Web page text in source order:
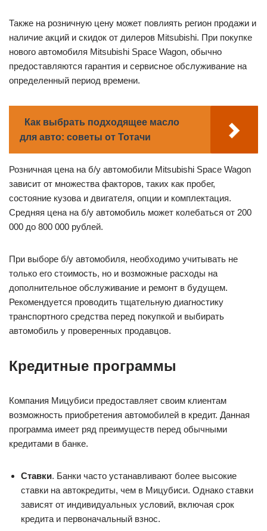
Также на розничную цену может повлиять регион продажи и
наличие акций и скидок от дилеров Mitsubishi. При покупке
нового автомобиля Mitsubishi Space Wagon, обычно
предоставляются гарантия и сервисное обслуживание на
определенный период времени.
Как выбрать подходящее масло
для авто: советы от Тотачи
Розничная цена на б/у автомобили Mitsubishi Space Wagon
зависит от множества факторов, таких как пробег,
состояние кузова и двигателя, опции и комплектация.
Средняя цена на б/у автомобиль может колебаться от 200
000 до 800 000 рублей.
При выборе б/у автомобиля, необходимо учитывать не
только его стоимость, но и возможные расходы на
дополнительное обслуживание и ремонт в будущем.
Рекомендуется проводить тщательную диагностику
транспортного средства перед покупкой и выбирать
автомобиль у проверенных продавцов.
Кредитные программы
Компания Мицубиси предоставляет своим клиентам
возможность приобретения автомобилей в кредит. Данная
программа имеет ряд преимуществ перед обычными
кредитами в банке.
Ставки. Банки часто устанавливают более высокие
ставки на автокредиты, чем в Мицубиси. Однако ставки
зависят от индивидуальных условий, включая срок
кредита и первоначальный взнос.